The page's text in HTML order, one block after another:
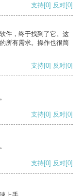
支持[0] 反对[0]
件，终于找到了它。这
所有需求。操作也很简
支持[0] 反对[0]
支持[0] 反对[0]
支持[0] 反对[0]